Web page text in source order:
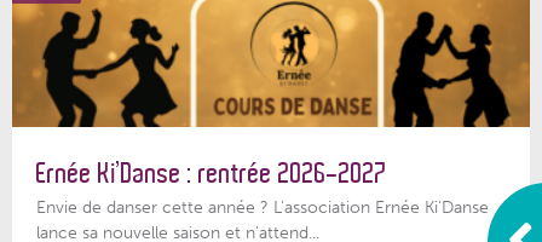
Ernée Ki’Danse : rentrée 2026-2027
Envie de danser cette année ? L'association Ernée Ki'Danse
lance sa nouvelle saison et n'attend...